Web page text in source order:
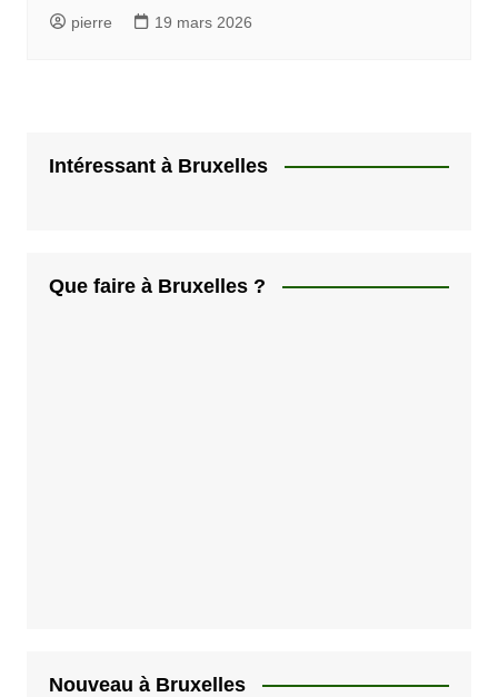
pierre 19 mars 2026
Intéressant à Bruxelles
Que faire à Bruxelles ?
Nouveau à Bruxelles